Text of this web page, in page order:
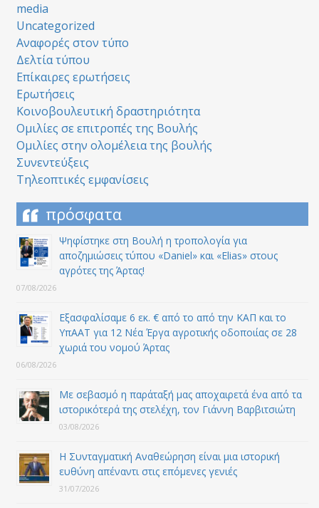
media
Uncategorized
Αναφορές στον τύπο
Δελτία τύπου
Επίκαιρες ερωτήσεις
Ερωτήσεις
Κοινοβουλευτική δραστηριότητα
Ομιλίες σε επιτροπές της Βουλής
Ομιλίες στην ολομέλεια της βουλής
Συνεντεύξεις
Τηλεοπτικές εμφανίσεις
πρόσφατα
Ψηφίστηκε στη Βουλή η τροπολογία για
αποζημιώσεις τύπου «Daniel» και «Elias» στους
αγρότες της Άρτας!
07/08/2026
Εξασφαλίσαμε 6 εκ. € από το από την ΚΑΠ και το
ΥπΑΑΤ για 12 Nέα Έργα αγροτικής οδοποιίας σε 28
χωριά του νομού Άρτας
06/08/2026
Με σεβασμό η παράταξή μας αποχαιρετά ένα από τα
ιστορικότερά της στελέχη, τον Γιάννη Βαρβιτσιώτη
03/08/2026
Η Συνταγματική Αναθεώρηση είναι μια ιστορική
ευθύνη απέναντι στις επόμενες γενιές
31/07/2026